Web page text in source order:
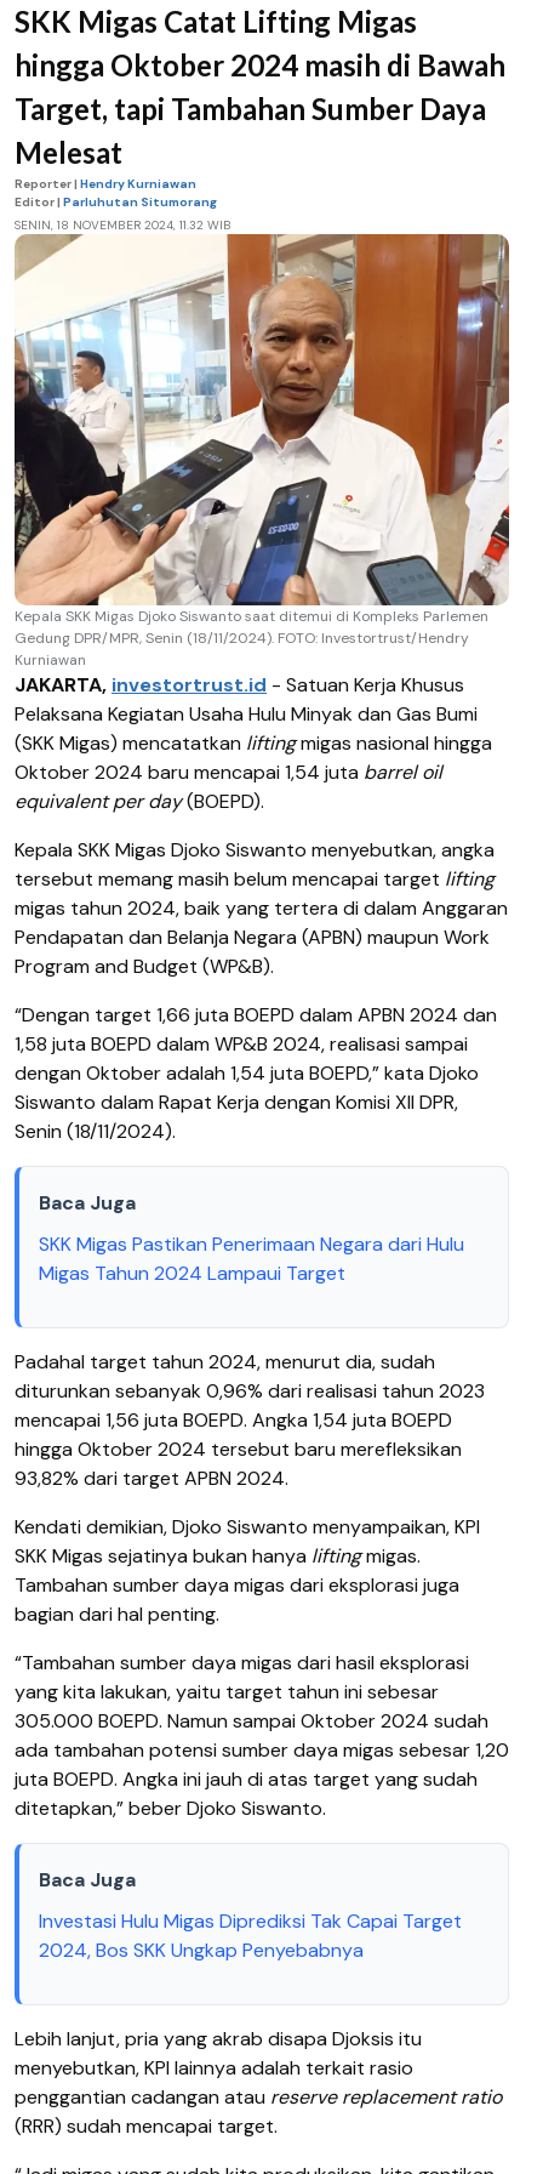
SKK Migas Catat Lifting Migas
hingga Oktober 2024 masih di Bawah
Target, tapi Tambahan Sumber Daya
Melesat
Reporter | Hendry Kurniawan
Editor | Parluhutan Situmorang
SENIN, 18 NOVEMBER 2024, 11.32 WIB
Kepala SKK Migas Djoko Siswanto saat ditemui di Kompleks Parlemen
Gedung DPR/MPR, Senin (18/11/2024). FOTO: Investortrust/Hendry
Kurniawan
JAKARTA, investortrust.id - Satuan Kerja Khusus
Pelaksana Kegiatan Usaha Hulu Minyak dan Gas Bumi
(SKK Migas) mencatatkan liftingmigas nasional hingga
Oktober 2024 baru mencapai 1,54 juta barrel oil
equivalent per day(BOEPD).
Kepala SKK Migas Djoko Siswanto menyebutkan, angka
tersebut memang masih belum mencapai target lifting
migas tahun 2024, baik yang tertera di dalam Anggaran
Pendapatan dan Belanja Negara (APBN) maupun Work
Program and Budget (WP&B).
“Dengan target 1,66 juta BOEPD dalam APBN 2024 dan
1,58 juta BOEPD dalam WP&B 2024, realisasi sampai
dengan Oktober adalah 1,54 juta BOEPD,” kata Djoko
Siswanto dalam Rapat Kerja dengan Komisi XII DPR,
Senin (18/11/2024).
Baca Juga
SKK Migas Pastikan Penerimaan Negara dari Hulu
Migas Tahun 2024 Lampaui Target
Padahal target tahun 2024, menurut dia, sudah
diturunkan sebanyak 0,96% dari realisasi tahun 2023
mencapai 1,56 juta BOEPD. Angka 1,54 juta BOEPD
hingga Oktober 2024 tersebut baru merefleksikan
93,82% dari target APBN 2024.
Kendati demikian, Djoko Siswanto menyampaikan, KPI
SKK Migas sejatinya bukan hanya liftingmigas.
Tambahan sumber daya migas dari eksplorasi juga
bagian dari hal penting.
“Tambahan sumber daya migas dari hasil eksplorasi
yang kita lakukan, yaitu target tahun ini sebesar
305.000 BOEPD. Namun sampai Oktober 2024 sudah
ada tambahan potensi sumber daya migas sebesar 1,20
juta BOEPD. Angka ini jauh di atas target yang sudah
ditetapkan,” beber Djoko Siswanto.
Baca Juga
Investasi Hulu Migas Diprediksi Tak Capai Target
2024, Bos SKK Ungkap Penyebabnya
Lebih lanjut, pria yang akrab disapa Djoksis itu
menyebutkan, KPI lainnya adalah terkait rasio
penggantian cadangan atau reserve replacement ratio
(RRR) sudah mencapai target.